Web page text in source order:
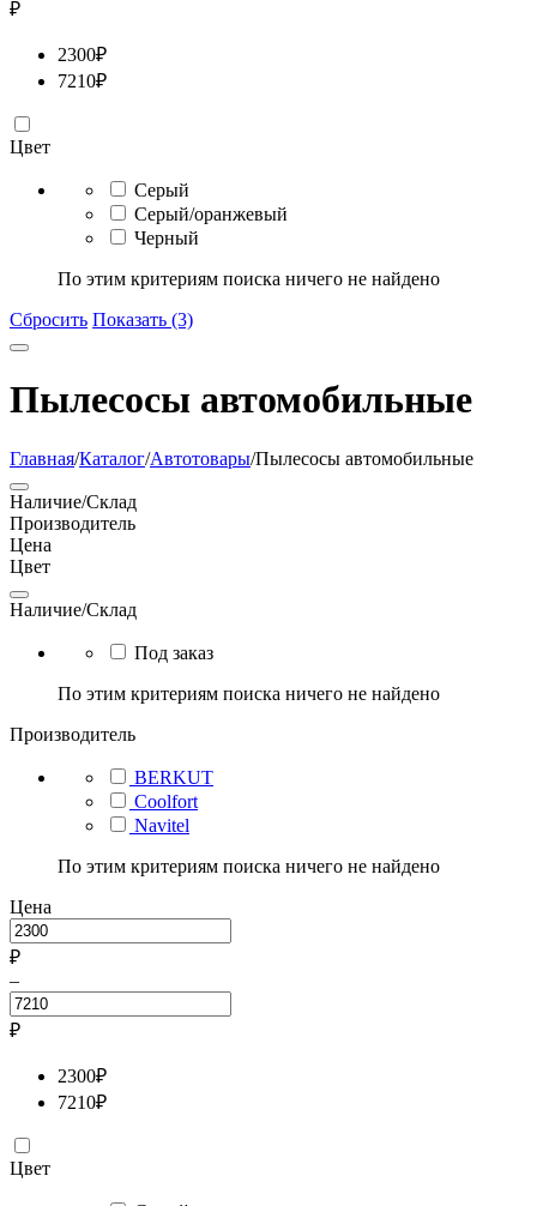
₽
2300₽
7210₽
Цвет
Серый
Серый/оранжевый
Черный
По этим критериям поиска ничего не найдено
Сбросить Показать (3)
Пылесосы автомобильные
Главная/Каталог/Автотовары/Пылесосы автомобильные
Наличие/Склад
Производитель
Цена
Цвет
Наличие/Склад
Под заказ
По этим критериям поиска ничего не найдено
Производитель
BERKUT
Coolfort
Navitel
По этим критериям поиска ничего не найдено
Цена
₽
–
₽
2300₽
7210₽
Цвет